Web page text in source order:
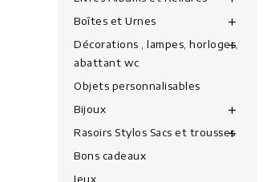
Boîtes et Urnes add
Décorations , lampes, horloges,
abattant wc
add
Objets personnalisables
Bijoux
add
Rasoirs Stylos Sacs et trousses
add
Bons cadeaux
Jeux